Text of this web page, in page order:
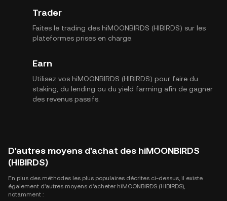
Trader
Faites le trading des hiMOONBIRDS (HIBIRDS) sur les
plateformes prises en charge.
Earn
Utilisez vos hiMOONBIRDS (HIBIRDS) pour faire du
staking, du lending ou du yield farming afin de gagner
des revenus passifs.
D'autres moyens d'achat des hiMOONBIRDS
(HIBIRDS)
En plus des méthodes les plus populaires décrites ci-dessus, il existe
également d'autres moyens d'acheter hiMOONBIRDS (HIBIRDS),
notamment :